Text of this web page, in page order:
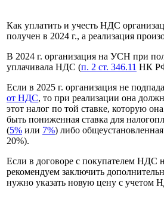
Как уплатить и учесть НДС
получен в 2024 г., а реализация
В 2024 г. организация на УСН при
уплачивала НДС (п. 2 ст. 346.11 НК
Если в 2025 г. организация не
от НДС, то при реализации она
этот налог по той ставке, которую
быть пониженная ставка для
(5% или 7%) либо
20%).
Если в договоре с покупателем НДС
рекомендуем заключить
нужно указать новую цену с учетом